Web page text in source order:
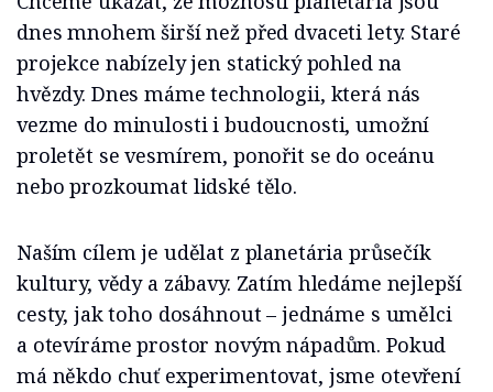
dnes mnohem širší než před dvaceti lety. Staré
projekce nabízely jen statický pohled na
hvězdy. Dnes máme technologii, která nás
vezme do minulosti i budoucnosti, umožní
proletět se vesmírem, ponořit se do oceánu
nebo prozkoumat lidské tělo.
Naším cílem je udělat z planetária průsečík
kultury, vědy a zábavy. Zatím hledáme nejlepší
cesty, jak toho dosáhnout – jednáme s umělci
a otevíráme prostor novým nápadům. Pokud
má někdo chuť experimentovat, jsme otevření